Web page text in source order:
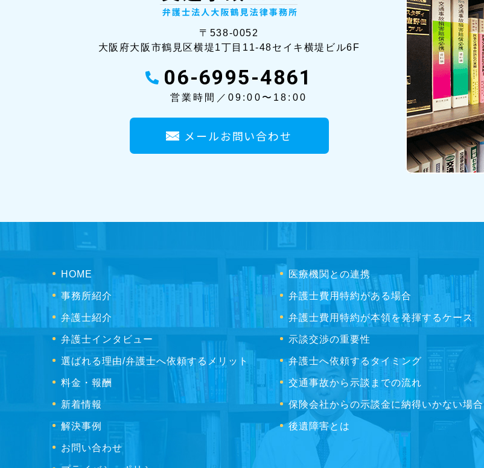
〒538-0052
大阪府大阪市鶴見区横堤1丁目11-48セイ キ横堤ビル6F
06-6995-4861
営業時間／09:00〜18:00
メールお問い合わせ
HOME
事務所紹介
弁護士紹介
弁護士インタビュー
選ばれる理由/弁護士へ依頼するメリット
料金・報酬
新着情報
解決事例
お問い合わせ
医療機関との連携
弁護士費用特約がある場合
弁護士費用特約が本領を発揮するケース
示談交渉の重要性
弁護士へ依頼するタイミング
交通事故から示談までの流れ
保険会社からの示談金に納得いかない場合
後遺障害とは